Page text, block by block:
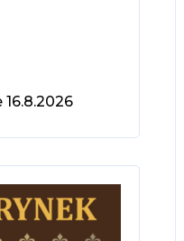
16.8.2026